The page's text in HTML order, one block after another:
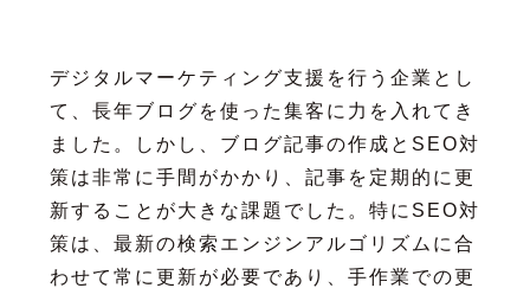
デジタルマーケティング支援を行う企業とし
て、長年ブログを使った集客に力を入れてき
ました。しかし、ブログ記事の作成とSEO対
策は非常に手間がかかり、記事を定期的に更
新することが大きな課題でした。特にSEO対
策は、最新の検索エンジンアルゴリズムに合
わせて常に更新が必要であり、手作業での更